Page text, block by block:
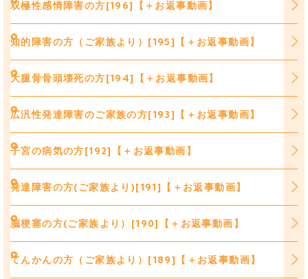
双極性感情障害の方[196]【＋お返事動画】
知的障害の方（ご家族より）[195]【＋お返事動画】
大腿骨骨頭壊死の方[194]【＋お返事動画】
広汎性発達障害のご家族の方[193]【＋お返事動画】
子宮の病気の方[192]【＋お返事動画】
発達障害の方(ご家族より)[191]【＋お返事動画】
脳梗塞の方(ご家族より）[190]【＋お返事動画】
てんかんの方（ご家族より）[189]【＋お返事動画】